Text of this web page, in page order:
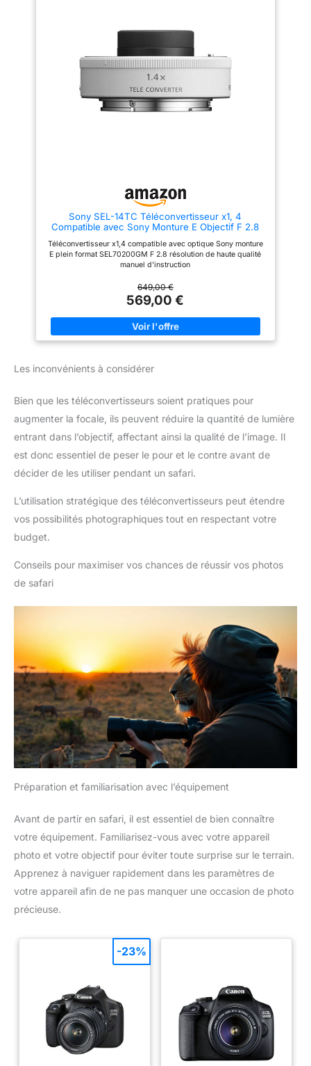
OSS, FE 600mm f/4 GM OSS
lentilles avec traitement
multicouche pour une grande
netteté, un contraste élevé et
minimale Robuste et
professionnel : boîtier résistant
à la poussière et aux
Sony SEL-14TC Téléconvertisseur x1, 4
Compatible avec Sony Monture E Objectif F 2.8
Téléconvertisseur x1,4 compatible avec optique Sony monture
E plein format SEL70200GM F 2.8 résolution de haute qualité
manuel d'instruction
649,00 €
569,00 €
Les inconvénients à considérer
Bien que les téléconvertisseurs soient pratiques pour
augmenter la focale, ils peuvent réduire la quantité de lumière
entrant dans l’objectif, affectant ainsi la qualité de l’image. Il
est donc essentiel de peser le pour et le contre avant de
décider de les utiliser pendant un safari.
L’utilisation stratégique des téléconvertisseurs peut étendre
vos possibilités photographiques tout en respectant votre
budget.
Conseils pour maximiser vos chances de réussir vos photos
de safari
Préparation et familiarisation avec l’équipement
Avant de partir en safari, il est essentiel de bien connaître
votre équipement. Familiarisez-vous avec votre appareil
photo et votre objectif pour éviter toute surprise sur le terrain.
Apprenez à naviguer rapidement dans les paramètres de
votre appareil afin de ne pas manquer une occasion de photo
précieuse.
-23%